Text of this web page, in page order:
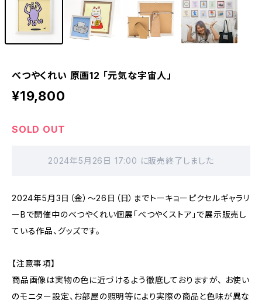
べつやくれい 原画12 「元気な宇宙人」
¥19,800
SOLD OUT
2024年5月26日 17:00 に販売終了しました
2024年5月3日（金）～26日（日）までトーキョーピクセルギャラリ
ーBで開催中のべつやくれい個展「べつやくストア」で展示販売し
ている作品、グッズです。
【注意事項】
商品画像は実物の色に近づけるよう徹底しておりますが、 お使い
のモニター設定、お部屋の照明等により実際の商品と色味が異な